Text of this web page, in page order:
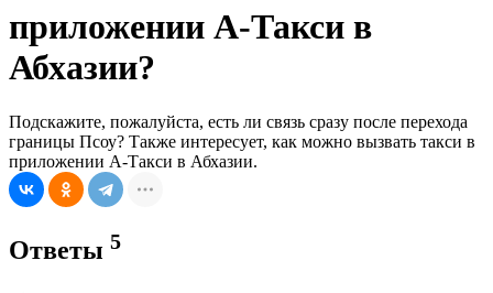
приложении А-Такси в
Абхазии?
Подскажите, пожалуйста, есть ли связь сразу после перехода
границы Псоу? Также интересует, как можно вызвать такси в
приложении А-Такси в Абхазии.
Ответы 5